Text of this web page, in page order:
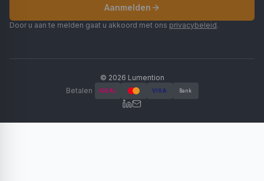
Aanmelden
Door u aan te melden gaat u akkoord met ons privacybeleid.
© 2026 Lumention
Betalen
iDEAL VISA Bank